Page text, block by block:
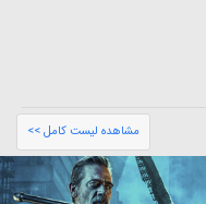
مشاهده لیست کامل >>